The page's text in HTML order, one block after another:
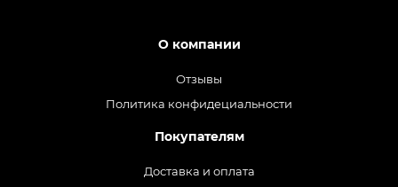
О компании
Отзывы
Политика конфидециальности
Покупателям
Доставка и оплата